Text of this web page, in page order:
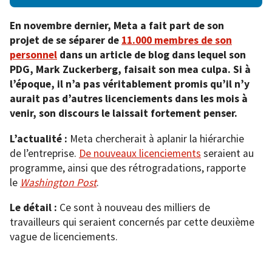
En novembre dernier, Meta a fait part de son
projet de se séparer de 11.000 membres de son
personnel dans un article de blog dans lequel son
PDG, Mark Zuckerberg, faisait son mea culpa. Si à
l’époque, il n’a pas véritablement promis qu’il n’y
aurait pas d’autres licenciements dans les mois à
venir, son discours le laissait fortement penser.
L’actualité : Meta chercherait à aplanir la hiérarchie
de l’entreprise. De nouveaux licenciements seraient au
programme, ainsi que des rétrogradations, rapporte
le Washington Post.
Le détail : Ce sont à nouveau des milliers de
travailleurs qui seraient concernés par cette deuxième
vague de licenciements.